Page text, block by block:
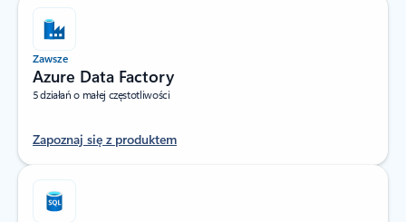
Zawsze
Azure Data Factory
5 działań o małej częstotliwości
Zapoznaj się z produktem